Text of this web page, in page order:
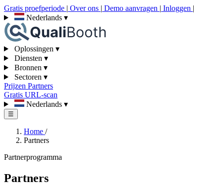
Gratis proefperiode | Over ons | Demo aanvragen | Inloggen |
Nederlands ▾
Oplossingen ▾
Diensten ▾
Bronnen ▾
Sectoren ▾
Prijzen Partners
Gratis URL-scan
Nederlands ▾
☰
Home /
Partners
Partnerprogramma
Partners